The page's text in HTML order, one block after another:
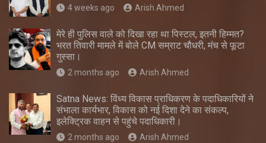
4 weeks ago Arish Ahmed
मेरे ही पुलिस वाले को दिखा रहा था पिस्टल, इतनी हिम्मत?
भरत तिवारी मामले में बोले CM सम्राट चौधरी, मंच से फूटा
गुस्सा।
2 months ago Arish Ahmed
Satna News: विंध्य विकास प्राधिकरण के पदाधिकारियों ने
संभाला कार्यभार, विकास को नई दिशा देने का संकल्प,
इलेक्ट्रिक वाहन से पहुंचे पदाधिकारी।
2 months ago Arish Ahmed